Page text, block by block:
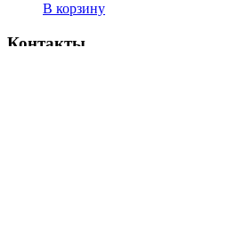
В корзину
Контакты